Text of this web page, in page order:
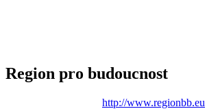
Region pro budoucnost
http://www.regionbb.eu